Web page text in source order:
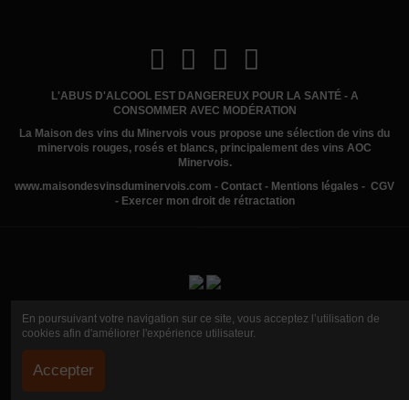
L'ABUS D'ALCOOL EST DANGEREUX POUR LA SANTÉ - A
CONSOMMER AVEC MODÉRATION
La Maison des vins du Minervois vous propose une sélection de vins du
minervois rouges, rosés et blancs, principalement des vins AOC
Minervois.
www.maisondesvinsduminervois.com - Contact - Mentions légales - CGV
- Exercer mon droit de rétractation
En poursuivant votre navigation sur ce site, vous acceptez l’utilisation de
cookies afin d'améliorer l'expérience utilisateur.
Accepter